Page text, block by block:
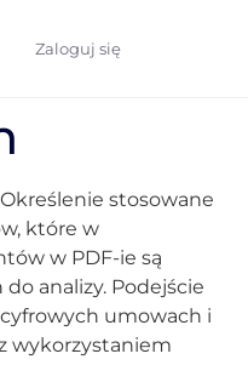
Zaloguj się
stosowane
które w
w PDF-ie są
analizy. Podejście
umowach i
wykorzystaniem